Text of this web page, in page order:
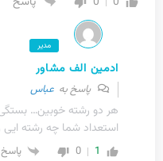
مدیر
ادمین الف مشاور
پاسخ به عباس
هر دو رشته خوبین… بستگی
استعداد شما چه رشته ایی
1
0 پاسخ